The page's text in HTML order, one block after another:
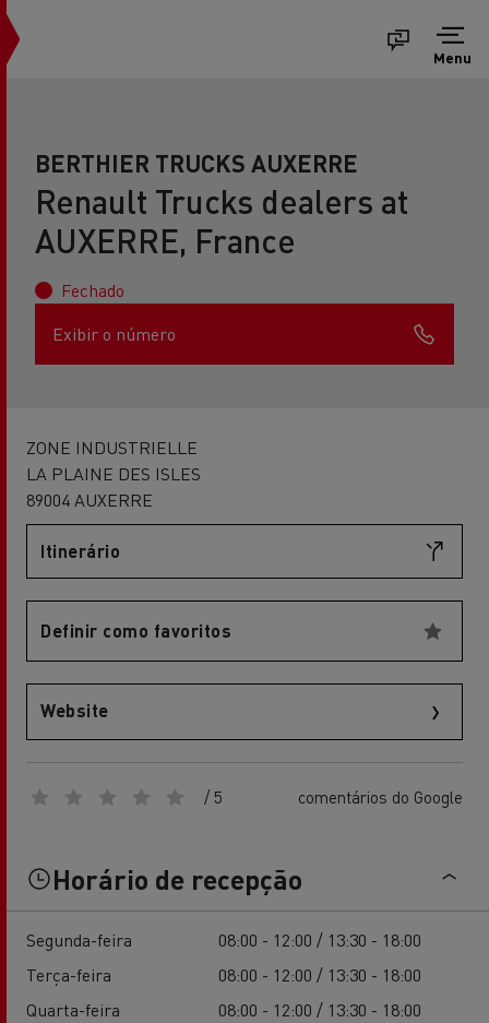
Menu
BERTHIER TRUCKS AUXERRE
Renault Trucks dealers at
AUXERRE, France
Fechado
Exibir o número
ZONE INDUSTRIELLE
LA PLAINE DES ISLES
89004 AUXERRE
Itinerário
Definir como favoritos
Website
/ 5 comentários do Google
Horário de recepção
Segunda-feira
08:00 - 12:00 / 13:30 - 18:00
Terça-feira
08:00 - 12:00 / 13:30 - 18:00
Quarta-feira
08:00 - 12:00 / 13:30 - 18:00